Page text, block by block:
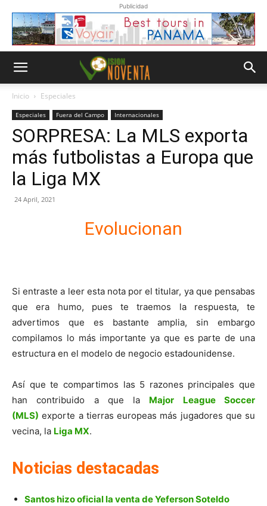
Publicidad
Inicio Especiales
Especiales Fuera del Campo Internacionales
SORPRESA: La MLS exporta
más futbolistas a Europa que
la Liga MX
24 April, 2021
Evolucionan
Si entraste a leer esta nota por el titular, ya que pensabas
que era humo, pues te traemos la respuesta, te
advertimos que es bastante amplia, sin embargo
compilamos lo más importante ya que es parte de una
estructura en el modelo de negocio estadounidense.
Así que te compartimos las 5 razones principales que
han contribuido a que la Major League Soccer
(MLS) exporte a tierras europeas más jugadores que su
vecina, la Liga MX.
Noticias destacadas
Santos hizo oficial la venta de Yeferson Soteldo